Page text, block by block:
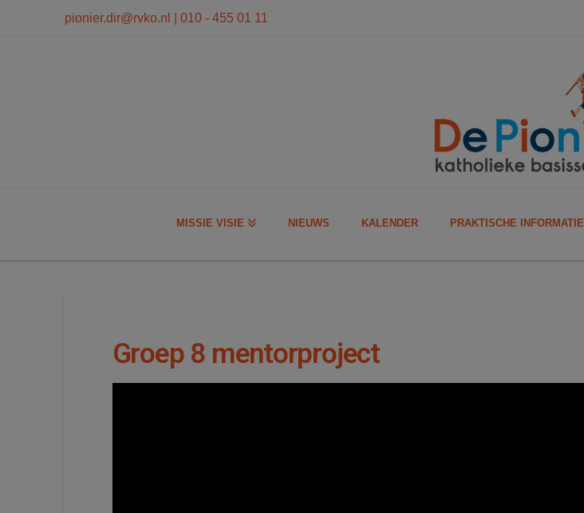
pionier.dir@rvko.nl | 010 - 455 01 11
MISSIE VISIE NIEUWS KALENDER PRAKTISCHE INFORMATIE
Groep 8 mentorproject